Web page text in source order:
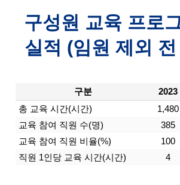
구성원 교육 프로
실적 (임원 제외
구분 2023
총 교육 시간(시간)
1,480
교육 참여 직원 수(명)
385
교육 참여 직원 비율(%)
100
직원 1인당 교육 시간(시간)
4